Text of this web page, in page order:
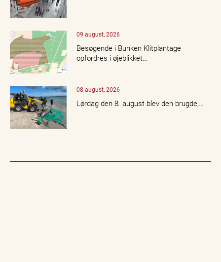
09 august, 2026
Besøgende i Bunken Klitplantage
opfordres i øjeblikket…
08 august, 2026
Lørdag den 8. august blev den brugde,…